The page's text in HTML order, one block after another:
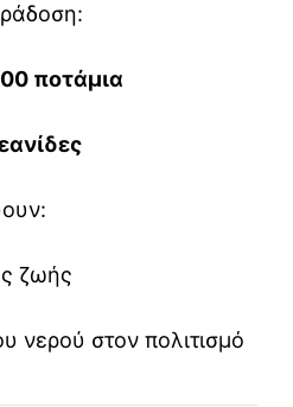
ποτάμια
ζωής
νερού στον πολιτισμό